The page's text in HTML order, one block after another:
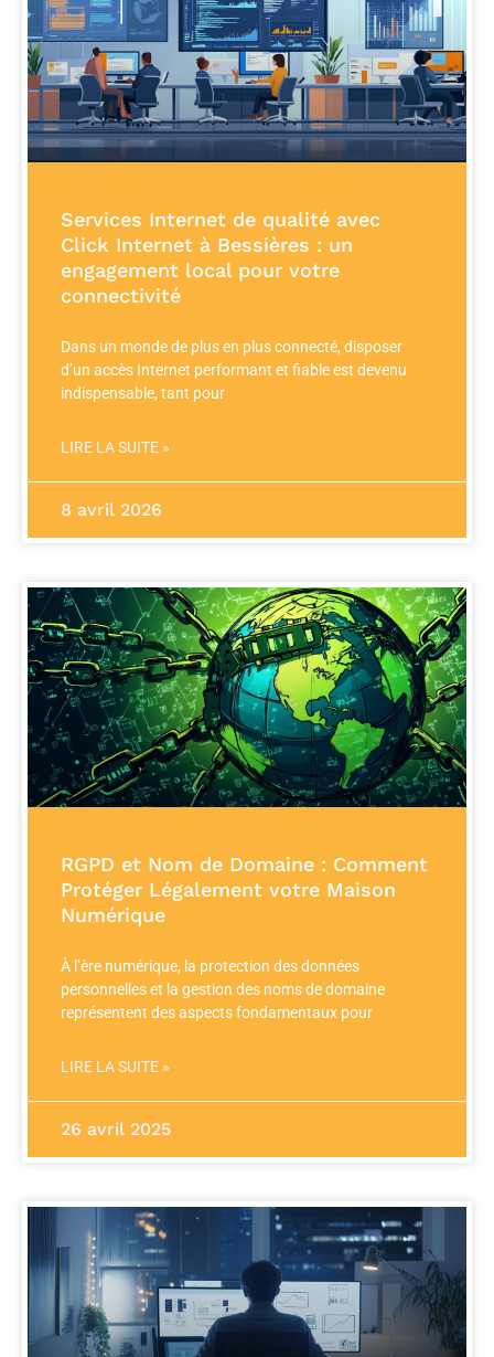
Services Internet de qualité avec
Click Internet à Bessières : un
engagement local pour votre
connectivité
Dans un monde de plus en plus connecté, disposer
d’un accès Internet performant et fiable est devenu
indispensable, tant pour
LIRE LA SUITE »
8 avril 2026
RGPD et Nom de Domaine : Comment
Protéger Légalement votre Maison
Numérique
À l’ère numérique, la protection des données
personnelles et la gestion des noms de domaine
représentent des aspects fondamentaux pour
LIRE LA SUITE »
26 avril 2025